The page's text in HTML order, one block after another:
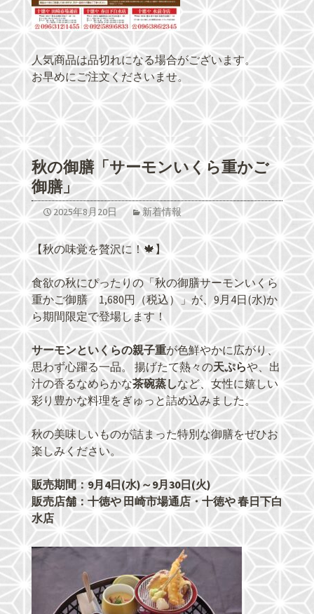
人気商品は品切れになる場合がございます。
お早めにご注文くださいませ。
秋の御膳「サーモンいくら重かご
御膳」
2025年8月20日 新着情報
【秋の味覚を贅沢に！🍁】
食欲の秋にぴったりの「秋の御膳サーモンいくら
重かご御膳 1,680円（税込）」が、9月4日(水)か
ら期間限定で登場します！
サーモンといくらの親子重が色鮮やかに広がり、
思わず心躍る一品。 揚げたて熱々の天ぷらや、出
汁の香るなめらかな茶碗蒸しなど、女性に嬉しい
彩り豊かな料理をぎゅっと詰め込みました。
秋の美味しいものが詰まった特別な御膳をぜひお
楽しみください。
販売期間：9月4日(水)～9月30日(火)
販売店舗：十徳や 田崎市場通店・十徳や 春日下白
水店